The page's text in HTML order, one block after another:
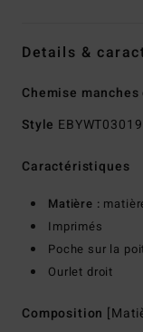
Details &
Chemise
Style EBYWT03019
Caractéristiques
Matière :
Imprimés
Poche sur la
Ourlet droit
Composition